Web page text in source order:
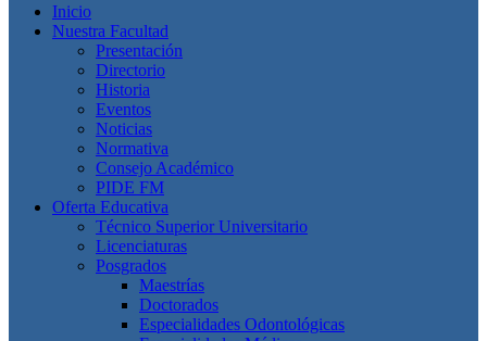
Inicio
Nuestra Facultad
Presentación
Directorio
Historia
Eventos
Noticias
Normativa
Consejo Académico
PIDE FM
Oferta Educativa
Técnico Superior Universitario
Licenciaturas
Posgrados
Maestrías
Doctorados
Especialidades Odontológicas